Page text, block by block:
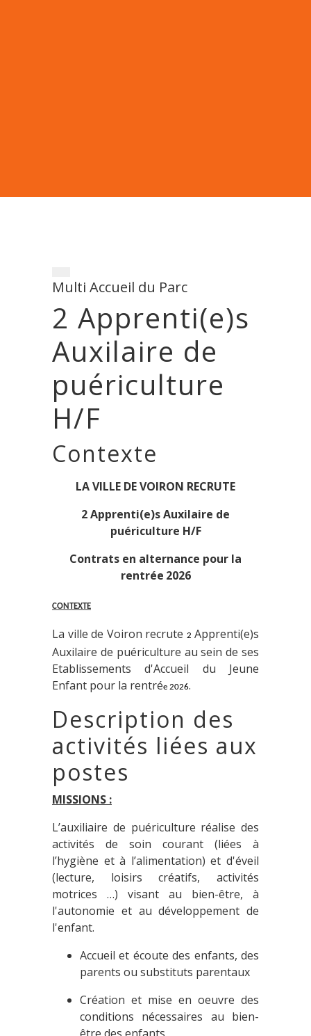
Multi Accueil du Parc
2 Apprenti(e)s
Auxilaire de
puériculture
H/F
Contexte
LA VILLE DE VOIRON RECRUTE
2 Apprenti(e)s Auxilaire de
puériculture H/F
Contrats en alternance pour la
rentrée 2026
CONTEXTE
La ville de Voiron recrute 2 Apprenti(e)s
Auxilaire de puériculture au sein de ses
Etablissements d'Accueil du Jeune
Enfant pour la rentrée 2026.
Description des
activités liées aux
postes
MISSIONS :
L’auxiliaire de puériculture réalise des
activités de soin courant (liées à
l’hygiène et à l’alimentation) et d'éveil
(lecture, loisirs créatifs, activités
motrices …) visant au bien-être, à
l'autonomie et au développement de
l'enfant.
Accueil et écoute des enfants, des
parents ou substituts parentaux
Création et mise en oeuvre des
conditions nécessaires au bien-